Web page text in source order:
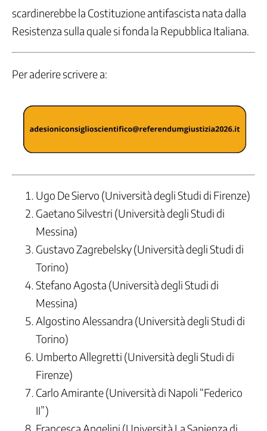
scardinerebbe la Costituzione antifascista nata dalla
Resistenza sulla quale si fonda la Repubblica Italiana.
Per aderire scrivere a:
Ugo De Siervo (Università degli Studi di Firenze)
Gaetano Silvestri (Università degli Studi di
Messina)
Gustavo Zagrebelsky (Università degli Studi di
Torino)
Stefano Agosta (Università degli Studi di
Messina)
Algostino Alessandra (Università degli Studi di
Torino)
Umberto Allegretti (Università degli Studi di
Firenze)
Carlo Amirante (Università di Napoli “Federico
II”)
Francesca Angelini (Università La Sapienza di